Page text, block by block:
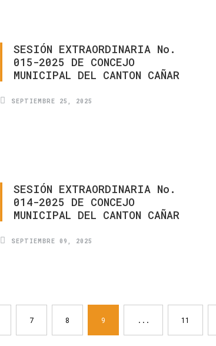
SESIÓN EXTRAORDINARIA No.
015-2025 DE CONCEJO
MUNICIPAL DEL CANTON CAÑAR
SEPTIEMBRE 25, 2025
SESIÓN EXTRAORDINARIA No.
014-2025 DE CONCEJO
MUNICIPAL DEL CANTON CAÑAR
SEPTIEMBRE 09, 2025
7 8 9 ... 11